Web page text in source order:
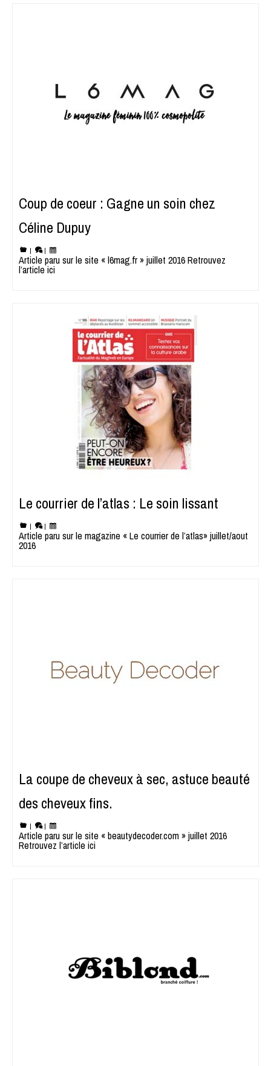
Coup de coeur : Gagne un soin chez
Céline Dupuy
| |
Article paru sur le site « l6mag.fr » juillet 2016 Retrouvez
l’article ici
Le courrier de l’atlas : Le soin lissant
| |
Article paru sur le magazine « Le courrier de l’atlas» juillet/aout
2016
La coupe de cheveux à sec, astuce beauté
des cheveux fins.
| |
Article paru sur le site « beautydecoder.com » juillet 2016
Retrouvez l’article ici